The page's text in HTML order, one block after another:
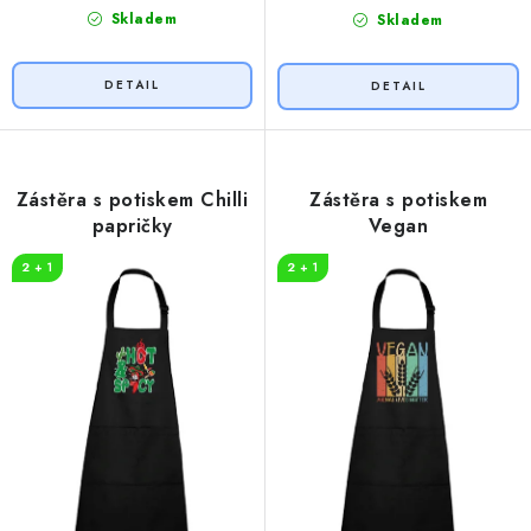
Skladem Skladem
Zástěra s potiskem Chilli
papričky
2 + 1
Zástěra s potiskem
Vegan
2 + 1